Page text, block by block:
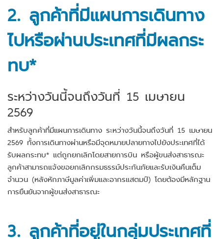
2. ลูกค้าที่มีแผนการเดินทาง
ไปหรือผ่านประเทศที่มีผลกระ
ทบ*
ระหว่างวันนี้จนถึงวันที่ 15 เมษายน
2569
สำหรับลูกค้าที่มีแผนการเดินทาง ระหว่างวันนี้จนถึงวันที่ 15 เมษายน
2569 ทั้งการเดินทางผ่านหรือมีจุดหมายปลายทางไปยังประเทศที่ได้
รับผลกระทบ* แต่ถูกยกเลิกโดยสายการบิน หรือผู้ขนส่งสาธารณะ
ลูกค้าสามารถแจ้งขอยกเลิกกรมธรรม์ประกันภัยและรับเงินคืนเต็ม
จำนวน (หลังหักภาษีมูลค่าเพิ่มและอากรแสตมป์) โดยต้องมีหลักฐาน
การยืนยันจากผู้ขนส่งสาธารณะ
3. ลูกค้าที่อยู่ในกลุ่มประเทศที่